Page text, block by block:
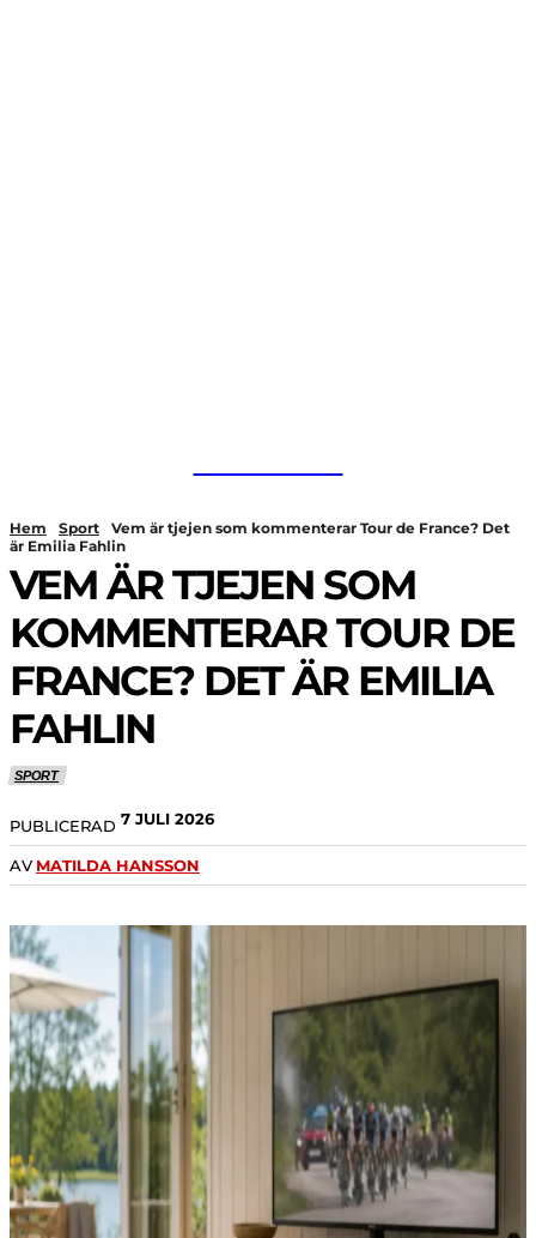
Hem Sport
Vem är tjejen som kommenterar Tour de France? Det
är Emilia Fahlin
VEM ÄR TJEJEN SOM
KOMMENTERAR TOUR DE
FRANCE? DET ÄR EMILIA
FAHLIN
SPORT
PUBLICERAD 7 JULI 2026
AV MATILDA HANSSON